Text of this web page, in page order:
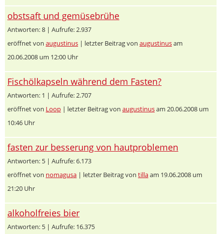
obstsaft und gemüsebrühe
Antworten: 8 | Aufrufe: 2.937
eröffnet von augustinus | letzter Beitrag von augustinusam
20.06.2008 um 12:00 Uhr
Fischölkapseln während dem Fasten?
Antworten: 1 | Aufrufe: 2.707
eröffnet von Loop | letzter Beitrag von augustinusam 20.06.2008 um
10:46 Uhr
fasten zur besserung von hautproblemen
Antworten: 5 | Aufrufe: 6.173
eröffnet von nomagusa | letzter Beitrag von tillaam 19.06.2008 um
21:20 Uhr
alkoholfreies bier
Antworten: 5 | Aufrufe: 16.375